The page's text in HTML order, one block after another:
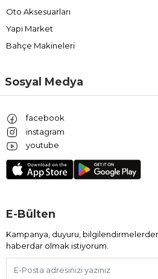
Oto Aksesuarları
Yapı Market
Bahçe Makineleri
Sosyal Medya
facebook
instagram
youtube
E-Bülten
Kampanya, duyuru,
haberdar olmak istiyorum.